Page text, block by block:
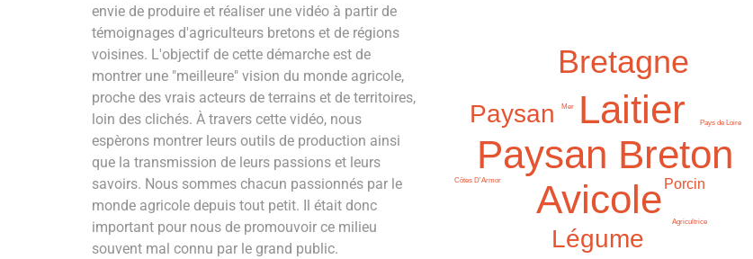
envie de produire et réaliser une vidéo à partir de
témoignages d'agriculteurs bretons et de régions
voisines. L'objectif de cette démarche est de
montrer une "meilleure" vision du monde agricole,
proche des vrais acteurs de terrains et de territoires,
loin des clichés. À travers cette vidéo, nous
espèrons montrer leurs outils de production ainsi
que la transmission de leurs passions et leurs
savoirs. Nous sommes chacun passionnés par le
monde agricole depuis tout petit. Il était donc
important pour nous de promouvoir ce milieu
souvent mal connu par le grand public.
Paysan Breton
Avicole
Laitier
Bretagne
Paysan
Légume
Porcin
Agricultrice
Pays de Loire
Côtes D'Armor
Mer